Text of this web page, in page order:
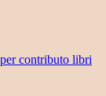
contributo libri